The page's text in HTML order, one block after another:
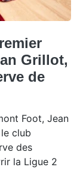
Grillot,
de
Foot, Jean
club
des
la Ligue 2